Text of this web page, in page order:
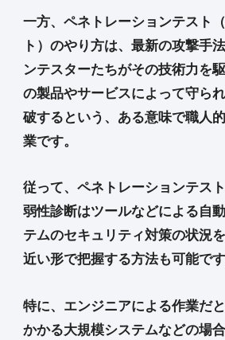
一方、ペネトレーションテスト
ト）のやり方は、最新の攻撃手
ンテスターたちがその技術力を
の製品やサービスによって守ら
破するという、ある意味で職人
業です。
従って、ペネトレーションテス
弱性診断はツールなどによる自
テムのセキュリティ対策の状況
近い形で把握する方法も可能です
特に、エンジニアによる作業だ
かかる大規模システムなどの場